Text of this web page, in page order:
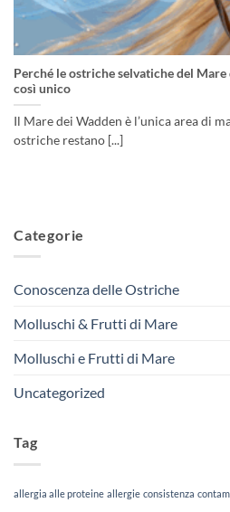
Perché le ostriche selvatiche del
così unico
Il Mare dei Wadden è l’unica area di
ostriche restano [...]
Categorie
Conoscenza delle Ostriche
Molluschi & Frutti di Mare
Molluschi e Frutti di Mare
Uncategorized
Tag
allergia alle proteine allergie consistenza